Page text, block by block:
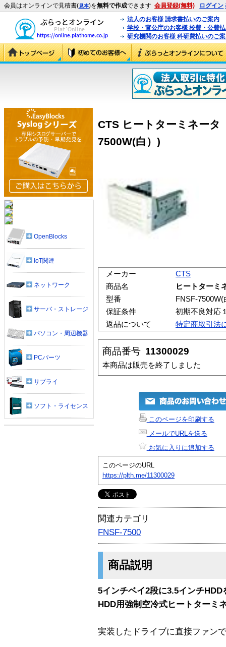
会員はオンラインで見積書(見本)を無料で作成できます 会員登録(無料) ログイン
法人のお客様 請求書払いのご案内
学校・官公庁のお客様 校費・公費
研究機関のお客様 科研費払いのご
CTS ヒートターミネー
7500W(白）)
メーカー
CTS
商品名
ヒートター
型番
FNSF-7500W(
保証条件
初期不良対応
返品について
特定商取引法
商品番号 11300029
本商品は販売を終了しました
このページを印刷する
メールでURLを送る
お気に入りに追加する
このページのURL
https://plth.me/11300029
関連カテゴリ
FNSF-7500
商品説明
5インチベイ2段に3.5インチHDD
HDD用強制空冷式ヒートターミ
実装したドライブに直接ファン
OpenBlocks
IoT関連
ネットワーク
サーバ・ストレージ
パソコン・周辺機器
PCパーツ
サプライ
ソフト・ライセンス